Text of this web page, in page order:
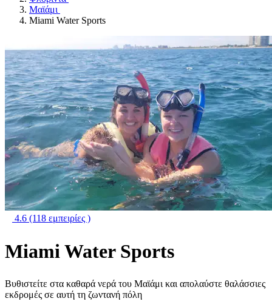
Μαϊάμι
Miami Water Sports
4.6 (118 εμπειρίες )
Miami Water Sports
Βυθιστείτε στα καθαρά νερά του Μαϊάμι και απολαύστε θαλάσσιες
εκδρομές σε αυτή τη ζωντανή πόλη